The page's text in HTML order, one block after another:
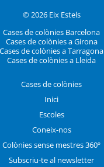
© 2026 Eix Estels
Cases de colònies Barcelona
Cases de colònies a Girona
Cases de colònies a Tarragona
Cases de colònies a Lleida
Cases de colònies
Inici
Escoles
Coneix-nos
Colònies sense mestres 360º
Subscriu-te al newsletter